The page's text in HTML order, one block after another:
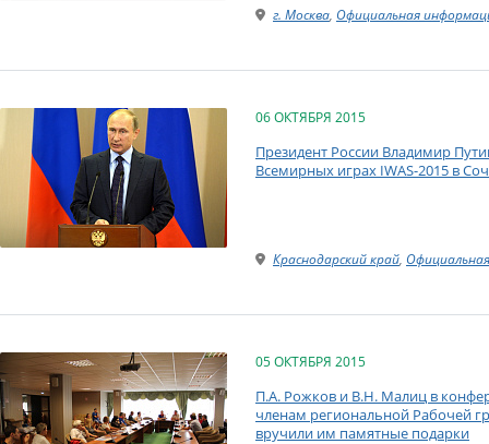
г. Москва, Официальная
06 ОКТЯБРЯ 2015
Президент России Владимир
Всемирных играх IWAS-2015 в
Краснодарский край,
05 ОКТЯБРЯ 2015
П.А. Рожков и В.Н. Малиц в
членам региональной Рабочей
вручили им памятные подарки